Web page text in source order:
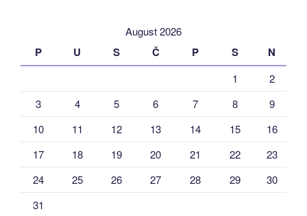
August 2026
P U S Č P S N
1
2
3
4 5 6 7 8
9
10
11 12 13 14 15
16
17
18 19 20 21 22
23
24
25 26 27 28 29
30
31